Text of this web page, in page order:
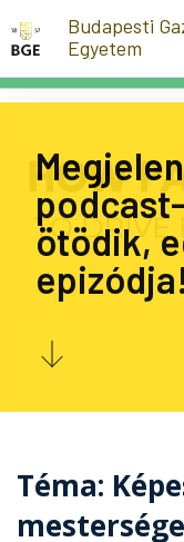
Ugrás a tartalomra
Budapesti
Egyetem
ötödik,
Téma: